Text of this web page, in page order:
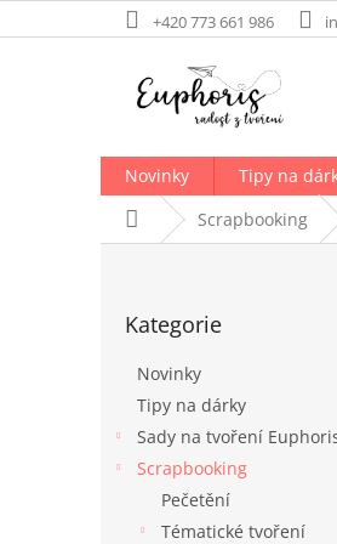
na
+420 773 661 986
Novinky Tipy na
Domů Scrapbooking
kategorie
Kategorie
Novinky
Tipy na dárky
Sady na tvoření
Scrapbooking
Pečetění
Tématické tvoření